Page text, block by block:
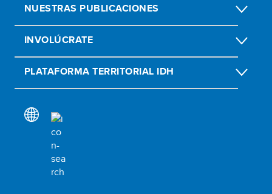
NUESTRAS PUBLICACIONES
INVOLÚCRATE
PLATAFORMA TERRITORIAL IDH